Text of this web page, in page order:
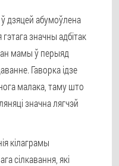
дзяцей абумоўлена
значны адбітак
мамы ў перыяд
Гаворка ідзе
малака, таму што
значна лягчэй
кілаграмы
сілкавання, які